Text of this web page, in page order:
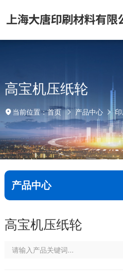
高宝机压纸轮
当前位置：首页 产品中心
产品中心
高宝机压纸轮